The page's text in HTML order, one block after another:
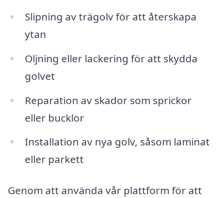
Slipning av trägolv för att återskapa
ytan
Oljning eller lackering för att skydda
golvet
Reparation av skador som sprickor
eller bucklor
Installation av nya golv, såsom laminat
eller parkett
Genom att använda vår plattform för att